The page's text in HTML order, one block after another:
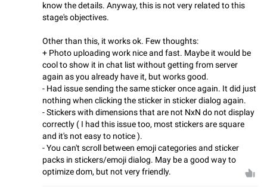
know the details. Anyway, this is not very related to this
stage's objectives.
Other than this, it works ok. Few thoughts:
+ Photo uploading work nice and fast. Maybe it would be
cool to show it in chat list without getting from server
again as you already have it, but works good.
- Had issue sending the same sticker once again. It did just
nothing when clicking the sticker in sticker dialog again.
- Stickers with dimensions that are not NxN do not display
correctly ( I had this issue too, most stickers are square
and it's not easy to notice ).
- You can't scroll between emoji categories and sticker
packs in stickers/emoji dialog. May be a good way to
optimize dom, but not very friendly.